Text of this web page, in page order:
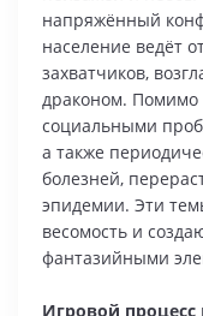
напряжённый
население ведёт
захватчиков,
драконом.
социальными
а также
болезней,
эпидемии. Эти
весомость и
фантазийными
Игровой процесс